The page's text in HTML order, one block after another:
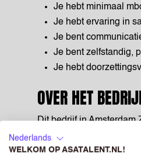
Je hebt minimaal
Je hebt ervaring in
Je bent
Je bent zelfstandig,
Je hebt
OVER HET
Dit bedrijf in Amsterdam
hun ideale klanten en
frisse, snelgroeiende
Nederlands
WELKOM OP ASATALENT.NL!